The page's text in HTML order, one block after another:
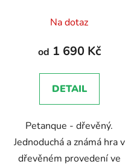
hodnocení
produktu
5,0
z
hvězdiček.
Na dotaz
od 1 690 Kč
DETAIL
Petanque - dřevěný.
Jednoduchá a známá hra v
dřevěném provedení ve